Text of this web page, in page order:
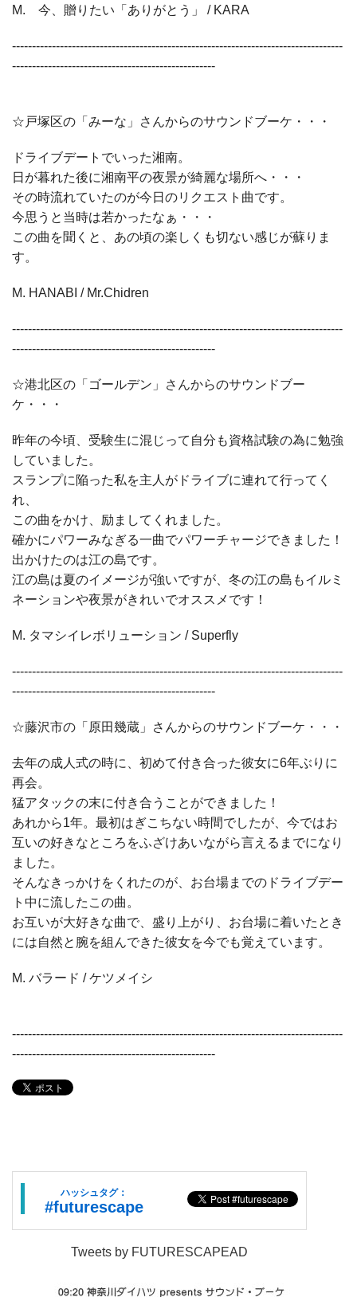
M. 今、贈りたい「ありがとう」 / KARA
-----------------------------------------------------------------------------------
---------------------------------------------------
☆戸塚区の「みーな」さんからのサウンドブーケ・・・
ドライブデートでいった湘南。
日が暮れた後に湘南平の夜景が綺麗な場所へ・・・
その時流れていたのが今日のリクエスト曲です。
今思うと当時は若かったなぁ・・・
この曲を聞くと、あの頃の楽しくも切ない感じが蘇りま
す。
M. HANABI / Mr.Chidren
-----------------------------------------------------------------------------------
---------------------------------------------------
☆港北区の「ゴールデン」さんからのサウンドブー
ケ・・・
昨年の今頃、受験生に混じって自分も資格試験の為に勉強
していました。
スランプに陥った私を主人がドライブに連れて行ってく
れ、
この曲をかけ、励ましてくれました。
確かにパワーみなぎる一曲でパワーチャージできました！
出かけたのは江の島です。
江の島は夏のイメージが強いですが、冬の江の島もイルミ
ネーションや夜景がきれいでオススメです！
M. タマシイレボリューション / Superfly
-----------------------------------------------------------------------------------
---------------------------------------------------
☆藤沢市の「原田幾蔵」さんからのサウンドブーケ・・・
去年の成人式の時に、初めて付き合った彼女に6年ぶりに
再会。
猛アタックの末に付き合うことができました！
あれから1年。最初はぎこちない時間でしたが、今ではお
互いの好きなところをふざけあいながら言えるまでになり
ました。
そんなきっかけをくれたのが、お台場までのドライブデー
ト中に流したこの曲。
お互いが大好きな曲で、盛り上がり、お台場に着いたとき
には自然と腕を組んできた彼女を今でも覚えています。
M. バラード / ケツメイシ
-----------------------------------------------------------------------------------
---------------------------------------------------
ハッシュタグ：
#futurescape
Tweets by FUTURESCAPEAD